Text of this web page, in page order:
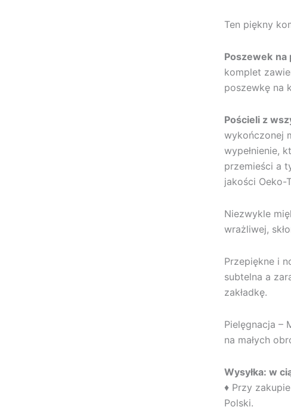
Ten piękny
Poszewek na
komplet
poszewkę na
Pościeli z
wykończonej
wypełnienie,
przemieści a
jakości Oeko-
Niezwykle
wrażliwej,
Przepiękne i
subtelna a
zakładkę.
Pielęgnacja –
na małych
Wysyłka: w
♦ Przy
Polski.